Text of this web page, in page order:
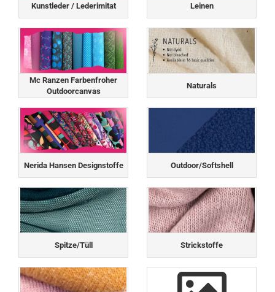
Kunstleder / Lederimitat Leinen
Mc Ranzen Farbenfroher
Outdoorcanvas
Naturals
Nerida Hansen Designstoffe Outdoor/Softshell
Spitze/Tüll Strickstoffe